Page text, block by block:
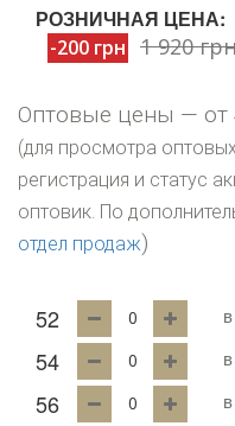
РОЗНИЧНАЯ ЦЕНА:
-200 грн 1 920
Оптовые цены — от
(для просмотра
регистрация и статус
оптовик. По
отдел продаж)
52
54
56